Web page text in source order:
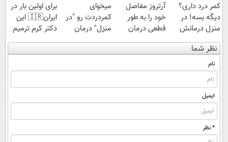
کمر درد داری؟
دیگه بسه! در
منزل درمانش
کن
(◀پرسش‌نامه)
آرتروز مفاصل
خود را به طور
قطعی درمان
کنید!
◗پرسش‌نامه◖
میخوای
کمردردت رو "در
منزل" درمان
کنی؟ (◂فیلم +
◂پرسش‌نامه)
برای اولین بار در
ایران🇮🇷 این
دکتر کرم ترمیم
کننده 23 روزه
ساخت!
نظر شما
نام
ایمیل
* نظر